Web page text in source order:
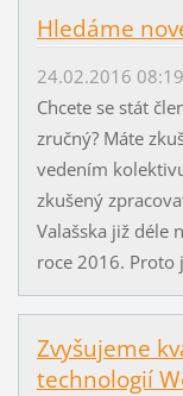
Hledáme
24.02.2016 08:19
Chcete se stát
zručný? Máte
vedením
zkušený
Valašska již déle
roce 2016. Proto
Zvyšujeme
technologií